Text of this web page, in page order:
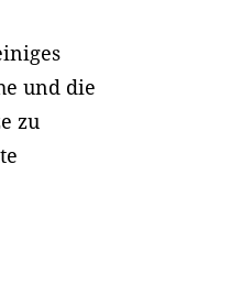
und die
zu